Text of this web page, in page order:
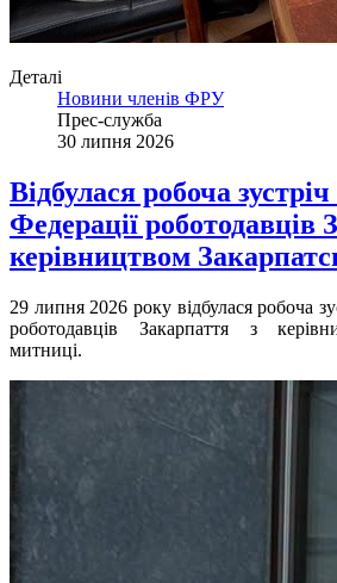
Деталі
Новини членів ФРУ
Прес-служба
30 липня 2026
Відбулася робоча
Федерації роботодавців
керівництвом
29 липня 2026 року відбулася робоча
роботодавців Закарпаття з
митниці.